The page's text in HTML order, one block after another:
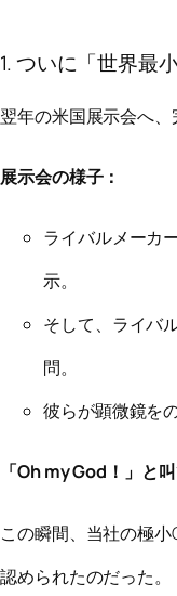
1. ついに「世界最
翌年の米国展示会へ、
展示会の様子：
ライバルメーカ
示。
そして、ライバ
問。
彼らが顕微鏡を
「Oh my God！」と
この瞬間、当社の極
認められたのだった。